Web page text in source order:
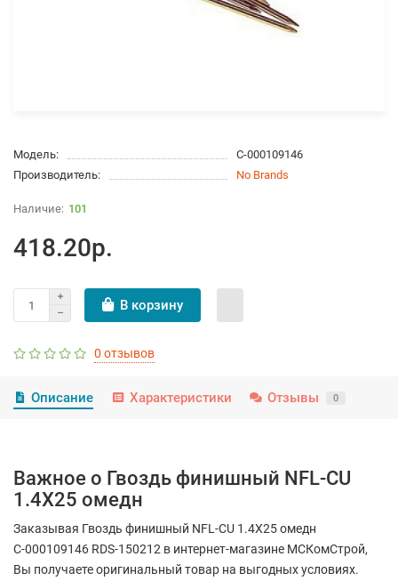
Модель:
С-000109146
Производитель:
No Brands
101
418.20р.
В корзину
0 отзывов
Описание Характеристики Отзывы 0
Важное о Гвоздь финишный NFL-CU
1.4X25 омедн
Заказывая Гвоздь финишный NFL-CU 1.4X25 омедн
С-000109146 RDS-150212 в интернет-магазине МСКомСтрой,
Вы получаете оригинальный товар на выгодных условиях.